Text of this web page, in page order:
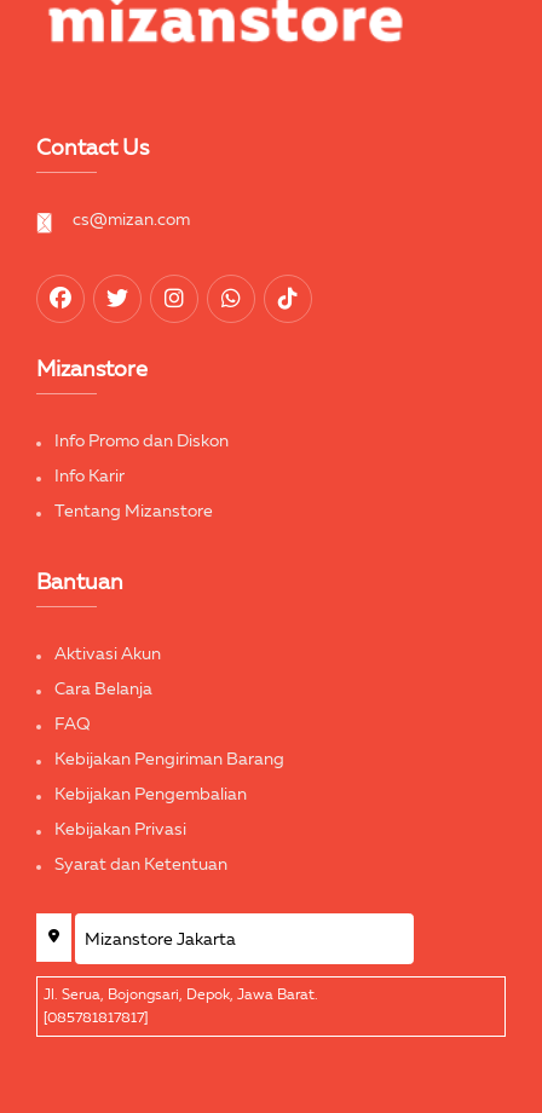
Contact Us
cs@mizan.com
Mizanstore
Info Promo dan Diskon
Info Karir
Tentang Mizanstore
Bantuan
Aktivasi Akun
Cara Belanja
FAQ
Kebijakan Pengiriman Barang
Kebijakan Pengembalian
Kebijakan Privasi
Syarat dan Ketentuan
Jl. Serua, Bojongsari, Depok, Jawa Barat.
[085781817817]